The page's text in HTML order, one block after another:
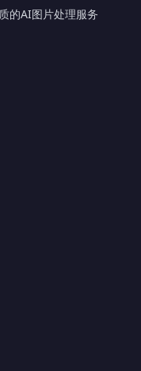
的AI图片处理服务